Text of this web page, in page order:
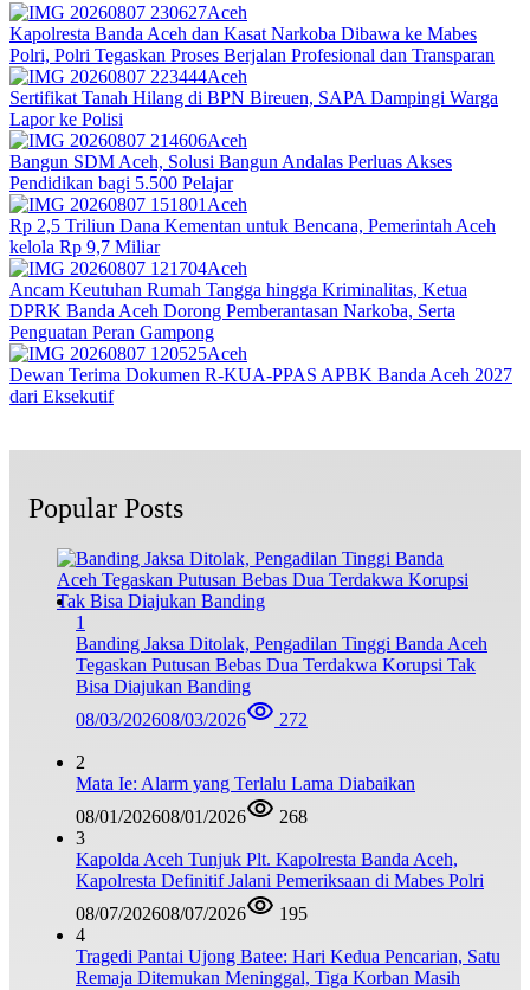
Aceh
Kapolresta Banda Aceh dan Kasat Narkoba Dibawa ke Mabes
Polri, Polri Tegaskan Proses Berjalan Profesional dan Transparan
Aceh
Sertifikat Tanah Hilang di BPN Bireuen, SAPA Dampingi Warga
Lapor ke Polisi
Aceh
Bangun SDM Aceh, Solusi Bangun Andalas Perluas Akses
Pendidikan bagi 5.500 Pelajar
Aceh
Rp 2,5 Triliun Dana Kementan untuk Bencana, Pemerintah Aceh
kelola Rp 9,7 Miliar‎
Aceh
Ancam Keutuhan Rumah Tangga hingga Kriminalitas, Ketua
DPRK Banda Aceh Dorong Pemberantasan Narkoba, Serta
Penguatan Peran Gampong
Aceh
Dewan Terima Dokumen R-KUA-PPAS APBK Banda Aceh 2027
dari Eksekutif
Popular Posts
1
Banding Jaksa Ditolak, Pengadilan Tinggi Banda Aceh
Tegaskan Putusan Bebas Dua Terdakwa Korupsi Tak
Bisa Diajukan Banding
08/03/202608/03/2026 272
2
Mata Ie: Alarm yang Terlalu Lama Diabaikan
08/01/202608/01/2026
268
3
Kapolda Aceh Tunjuk Plt. Kapolresta Banda Aceh,
Kapolresta Definitif Jalani Pemeriksaan di Mabes Polri
08/07/202608/07/2026
195
4
Tragedi Pantai Ujong Batee: Hari Kedua Pencarian, Satu
Remaja Ditemukan Meninggal, Tiga Korban Masih